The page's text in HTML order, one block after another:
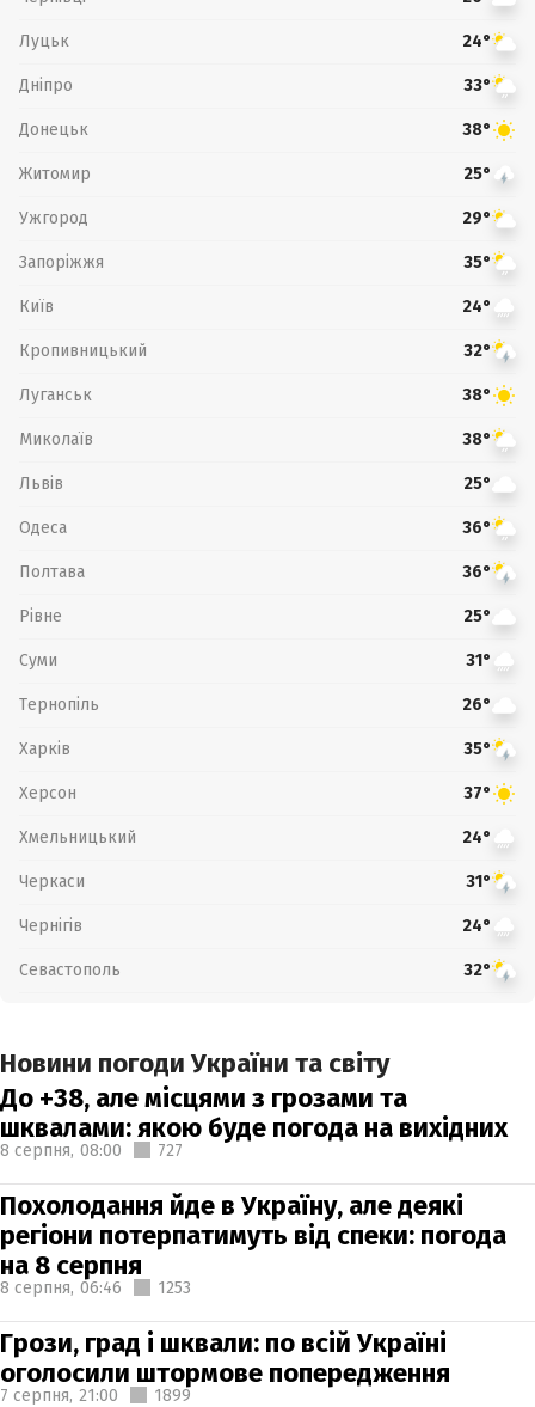
Луцьк 24°
Дніпро 33°
Донецьк 38°
Житомир 25°
Ужгород 29°
Запоріжжя 35°
Київ 24°
Кропивницький 32°
Луганськ 38°
Миколаїв 38°
Львів 25°
Одеса 36°
Полтава 36°
Рівне 25°
Суми 31°
Тернопіль 26°
Харків 35°
Херсон 37°
Хмельницький 24°
Черкаси 31°
Чернігів 24°
Севастополь 32°
Новини погоди України та світу
До +38, але місцями з грозами та
шквалами: якою буде погода на вихідних
8 серпня, 08:00 727
Похолодання йде в Україну, але деякі
регіони потерпатимуть від спеки: погода
на 8 серпня
8 серпня, 06:46 1253
Грози, град і шквали: по всій Україні
оголосили штормове попередження
7 серпня, 21:00 1899